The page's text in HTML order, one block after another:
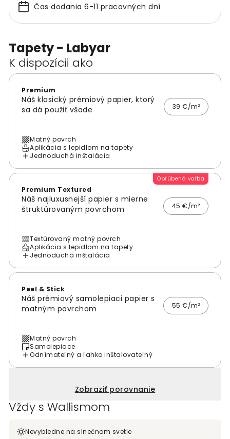
Tapety - Labyar
K dispozícii ako
Premium
Náš klasický prémiový papier, ktorý
sa dá použiť všade
39 €/m²
Matný povrch
Aplikácia s lepidlom na tapety
Jednoduchá inštalácia
Obľúbená voľba
Premium Textured
Náš najluxusnejší papier s mierne
štruktúrovaným povrchom
45 €/m²
Textúrovaný matný povrch
Aplikácia s lepidlom na tapety
Jednoduchá inštalácia
Peel & Stick
Náš prémiový samolepiaci papier s
matným povrchom
55 €/m²
Matný povrch
Samolepiace
Odnímateľný a ľahko inštalovateľný
Zobraziť porovnanie
Vždy s Wallismom
Nevybledne na slnečnom svetle
Čas dodania 6-11 pracovných dní